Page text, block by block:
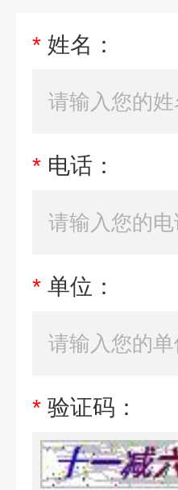
* 姓名：
* 电话：
* 单位：
* 验证码：